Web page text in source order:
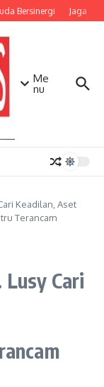
Bersinergi Jaga
Me
nu
Keadilan, Aset
Terancam
Cari